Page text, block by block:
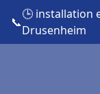
📞
🕒 installation
Drusenheim